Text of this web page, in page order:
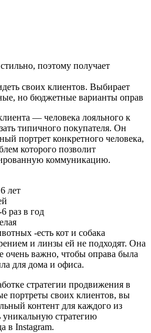
поэтому получает
своих клиентов. Выбирает
но бюджетные варианты оправ
— человека лояльного к
типичного покупателя. Он
портрет конкретного человека,
которого позволит
коммуникацию.
лет
раз в год
-есть кот и собака
и линзы ей не подходят. Она
очень важно, чтобы оправа была
для дома и офиса.
стратегии продвижения в
портреты своих клиентов, вы
контент для каждого из
уникальную стратегию
в Instagram.